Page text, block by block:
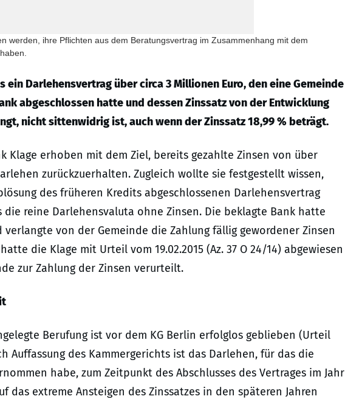
werden, ihre Pflichten aus dem Beratungsvertrag im Zusammenhang mit dem
ein Darlehensvertrag über circa 3 Millionen Euro, den eine Gemeinde
abgeschlossen hatte und dessen Zinssatz von der Entwicklung
nicht sittenwidrig ist, auch wenn der Zinssatz 18,99 % beträgt.
Klage erhoben mit dem Ziel, bereits gezahlte Zinsen von über
zurückzuerhalten. Zugleich wollte sie festgestellt wissen,
des früheren Kredits abgeschlossenen Darlehensvertrag
reine Darlehensvaluta ohne Zinsen. Die beklagte Bank hatte
von der Gemeinde die Zahlung fällig gewordener Zinsen
die Klage mit Urteil vom 19.02.2015 (Az. 37 O 24/14) abgewiesen
zur Zahlung der Zinsen verurteilt.
Berufung ist vor dem KG Berlin erfolglos geblieben (Urteil
Auffassung des Kammergerichts ist das Darlehen, für das die
habe, zum Zeitpunkt des Abschlusses des Vertrages im Jahr
das extreme Ansteigen des Zinssatzes in den späteren Jahren